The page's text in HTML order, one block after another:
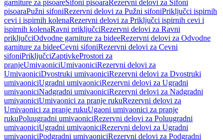
garniture za pisoareSifoni pisoaraRezervni delovi za Sifoni
pisoaraPužni sifoniRezervni delovi za Pužni sifoniPriključci ispirnih
cevi i ispirnih kolenaRezervni delovi za Priključci ispirnih cevi i
ispirnih kolenaRavni priključciRezervni delovi za Ravni
priključciOdvodne garniture za bideeRezervni delovi za Odvodne
garniture za bideeCevni sifoniRezervni delovi za Cevni
sifoniPriključciZaptivkeProstori za
pranjeUmivaoniciUmivaoniciRezervni delovi za
UmivaoniciDvostruki umivaoniciRezervni delovi za Dvostruki
umivaoniciUgradni umivaoniciRezervni delovi za Ugradni
umivaoniciNadgradni umivaoniciRezervni delovi za Nadgradni
umivaoniciUmivaonici za pranje rukuRezervni delovi za
Umivaonici za pranje rukuUgaoni umivaonici za pranje
rukuPoluugradni umivaoniciRezervni delovi za Poluugradni
umivaoniciUgradni umivaoniciRezervni delovi za Ugradni
umivaoniciPodgradni umivaoniciRezervni delovi za Podgradni